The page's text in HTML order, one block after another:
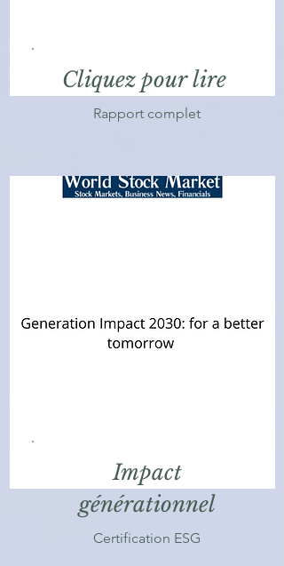
Cliquez pour lire
Rapport complet
Impact
générationnel
Certification ESG